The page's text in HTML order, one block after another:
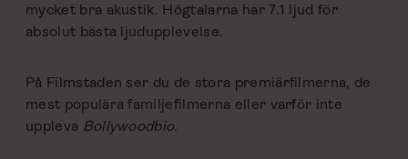
mycket bra akustik. Högtalarna har 7.1 ljud för
absolut bästa ljudupplevelse.
På Filmstaden ser du de stora premiärfilmerna, de
mest populära familjefilmerna eller varför inte
uppleva Bollywoodbio.